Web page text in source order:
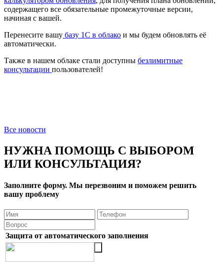
содержащего все обязательные промежуточные версии,
начиная с вашей.
Перенесите вашу базу 1C в облако и мы будем обновлять её
автоматически.
Также в нашем облаке стали доступны безлимитные
консультации пользователей!
Все новости
НУЖНА ПОМОЩЬ С ВЫБОРОМ
ИЛИ КОНСУЛЬТАЦИЯ?
Заполните форму. Мы перезвоним и поможем решить
вашу проблему
Защита от автоматического заполнения